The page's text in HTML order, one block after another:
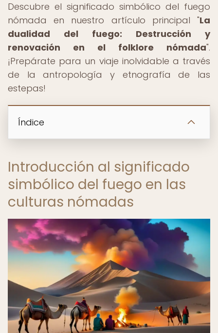
Descubre el significado simbólico del fuego
nómada en nuestro artículo principal "La
dualidad del fuego: Destrucción y
renovación en el folklore nómada".
¡Prepárate para un viaje inolvidable a través
de la antropología y etnografía de las
estepas!
Índice
Introducción al significado
simbólico del fuego en las
culturas nómadas